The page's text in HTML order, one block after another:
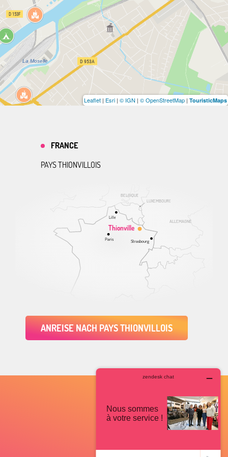
Leaflet | Esri | © IGN | © OpenStreetMap | TouristicMaps
ALLEMAGNE
BELGIQUE
LUXEMBOURG
Thionville
Lille
Paris Strasbourg
FRANCE
PAYS THIONVILLOIS
ANREISE NACH PAYS THIONVILLOIS